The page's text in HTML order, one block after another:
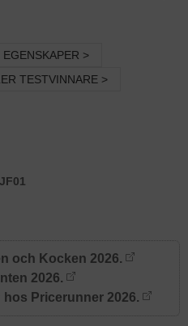
EGENSKAPER >
TESTVINNARE >
och Kocken 2026.
2026.
Pricerunner 2026.